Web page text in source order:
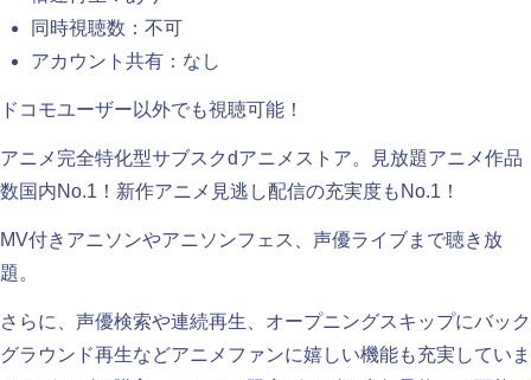
同時視聴数：不可
アカウント共有：なし
ドコモユーザー以外でも視聴可能！
アニメ完全特化型サブスクdアニメストア。見放題アニメ作品
数国内No.1！新作アニメ見逃し配信の充実度もNo.1！
MV付きアニソンやアニソンフェス、声優ライブまで聴き放
題。
さらに、声優検索や連続再生、オープニングスキップにバック
グラウンド再生などアニメファンに嬉しい機能も充実していま